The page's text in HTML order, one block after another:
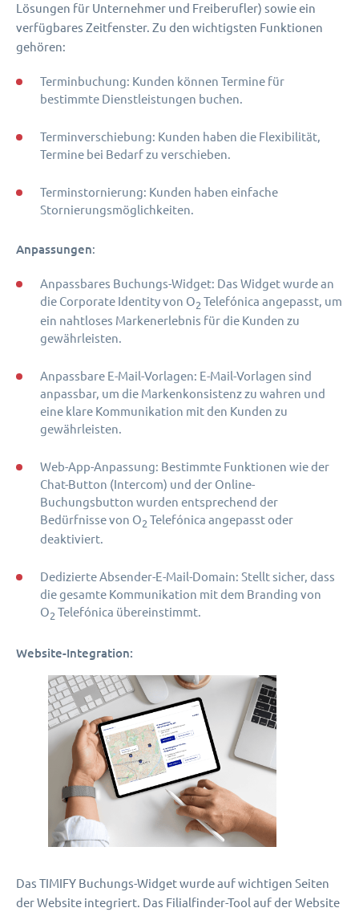
Lösungen für Unternehmer und Freiberufler) sowie ein
verfügbares Zeitfenster. Zu den wichtigsten Funktionen
gehören:
Terminbuchung: Kunden können Termine für
bestimmte Dienstleistungen buchen.
Terminverschiebung: Kunden haben die Flexibilität,
Termine bei Bedarf zu verschieben.
Terminstornierung: Kunden haben einfache
Stornierungsmöglichkeiten.
Anpassungen:
Anpassbares Buchungs-Widget: Das Widget wurde an
die Corporate Identity von O2 Telefónica angepasst, um
ein nahtloses Markenerlebnis für die Kunden zu
gewährleisten.
Anpassbare E-Mail-Vorlagen: E-Mail-Vorlagen sind
anpassbar, um die Markenkonsistenz zu wahren und
eine klare Kommunikation mit den Kunden zu
gewährleisten.
Web-App-Anpassung: Bestimmte Funktionen wie der
Chat-Button (Intercom) und der Online-
Buchungsbutton wurden entsprechend der
Bedürfnisse von O2 Telefónica angepasst oder
deaktiviert.
Dedizierte Absender-E-Mail-Domain: Stellt sicher, dass
die gesamte Kommunikation mit dem Branding von
O2 Telefónica übereinstimmt.
Website-Integration:
Das TIMIFY Buchungs-Widget wurde auf wichtigen Seiten
der Website integriert. Das Filialfinder-Tool auf der Website